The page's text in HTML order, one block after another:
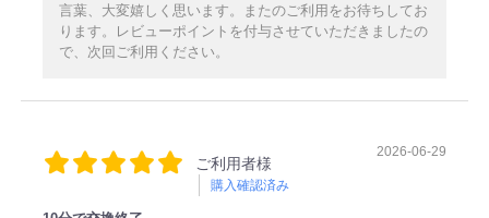
言葉、大変嬉しく思います。またのご利用をお待ちしてお
ります。レビューポイントを付与させていただきましたの
で、次回ご利用ください。
ご利用者様
購入確認済み
2026-06-29